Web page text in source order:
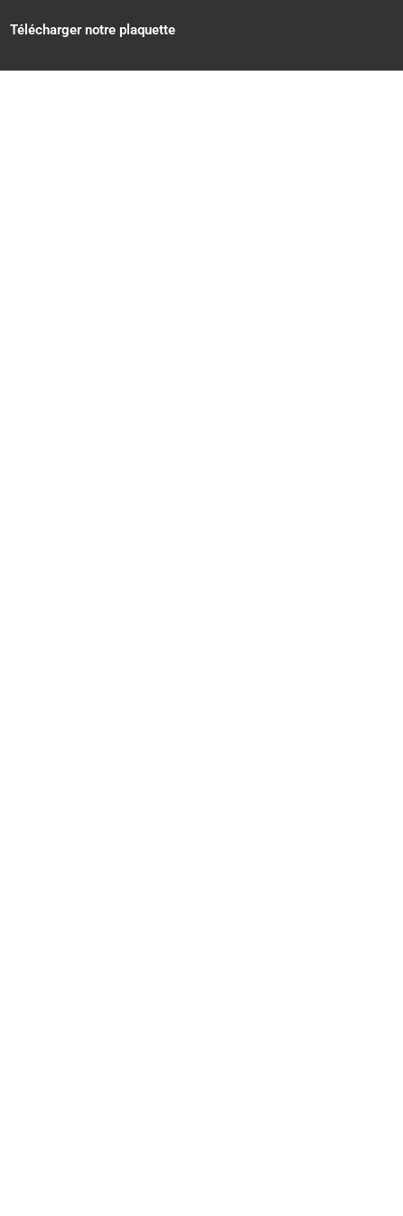
Télécharger notre plaquette